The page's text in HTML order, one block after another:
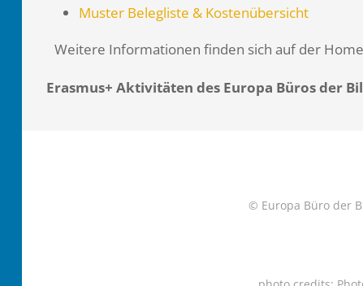
Muster Belegliste & Kostenübersicht
Weitere Informationen finden sich auf der
Erasmus+ Aktivitäten des Europa Büros der
© Europa Büro der